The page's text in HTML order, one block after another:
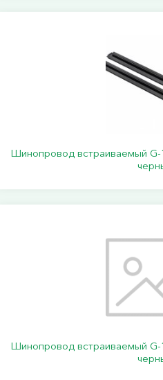
Шинопровод встраиваемый
Шинопровод встраиваемый